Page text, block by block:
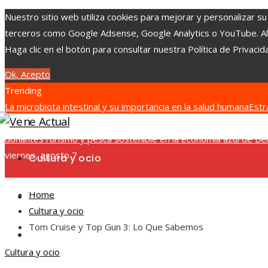
Nuestro sitio web utiliza cookies para mejorar y personalizar
terceros como Google Adsense, Google Analytics o YouTube.
Haga clic en el botón para consultar nuestra Política de
Ok, Acepto
Trending
La microbiota intestinal y su importancia en la salud humana
HerzegovinaLa historia detrás de la jornada laboral de ocho
donantesTurismo y pesca sostenible en la economía azul de
viernes, agosto 7
Cultura y ocio
Ciencia y tecnología
Responsabilidad social
Home
Cultura y ocio
Tom Cruise y Top Gun 3: Lo Que Sabemos
Cultura y ocio